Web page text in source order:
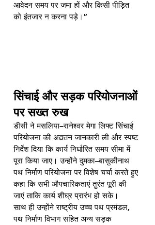
आवेदन समय पर जमा हों और किसी पीड़ित
को इंतजार न करना पड़े।”
सिंचाई और सड़क परियोजनाओं
पर सख्त रुख
डीसी ने मसलिया–रानेश्वर मेगा लिफ्ट सिंचाई
परियोजना की अद्यतन जानकारी ली और स्पष्ट
निर्देश दिया कि कार्य निर्धारित समय सीमा में
पूरा किया जाए। उन्होंने दुमका–बासुकीनाथ
पथ निर्माण परियोजना पर विशेष चर्चा करते हुए
कहा कि सभी औपचारिकताएं तुरंत पूरी की
जाएं ताकि कार्य शीघ्र प्रारंभ हो सके।
साथ ही उन्होंने राष्ट्रीय उच्च पथ प्रमंडल,
पथ निर्माण विभाग सहित अन्य सड़क